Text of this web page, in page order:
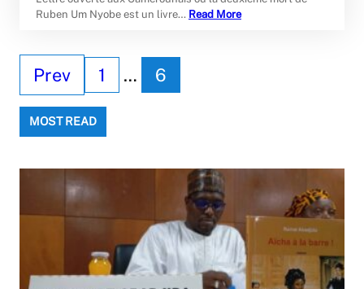
Ruben Um Nyobe est un livre… Read More
Prev 1 … 6
MOST READ